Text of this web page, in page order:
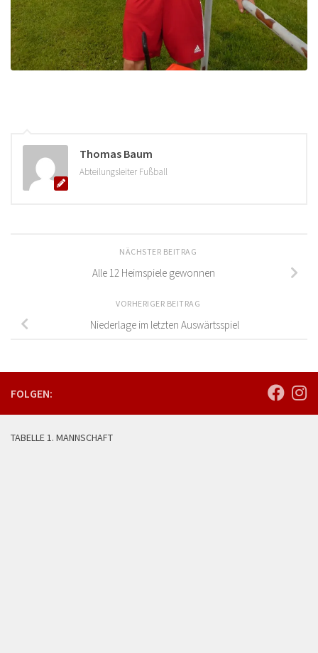
Thomas Baum
Abteilungsleiter Fußball
NÄCHSTER BEITRAG
Alle 12 Heimspiele gewonnen
VORHERIGER BEITRAG
Niederlage im letzten Auswärtsspiel
FOLGEN:
TABELLE 1. MANNSCHAFT